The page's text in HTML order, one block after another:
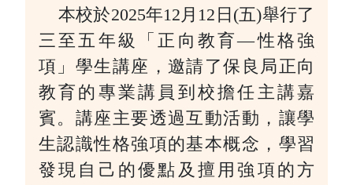
本校於2025年12月12日(五)舉行了
三至五年級「正向教育—性格強
項」學生講座，邀請了保良局正向
教育的專業講員到校擔任主講嘉
賓。講座主要透過互動活動，讓學
生認識性格強項的基本概念，學習
發現自己的優點及擅用強項的方